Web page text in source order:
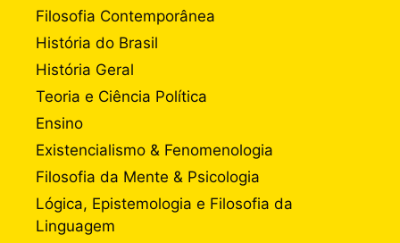
Filosofia Contemporânea
História do Brasil
História Geral
Teoria e Ciência Política
Ensino
Existencialismo & Fenomenologia
Filosofia da Mente & Psicologia
Lógica, Epistemologia e Filosofia da
Linguagem